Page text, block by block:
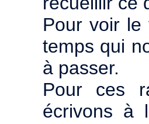
Pour voir le
temps qui
à passer.
Pour ces
écrivons à